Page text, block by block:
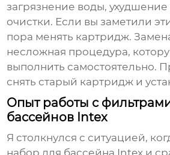
загрязнение воды, ухудшение
очистки. Если вы заметили
пора менять картридж.
несложная процедура,
выполнить самостоятельно.
снять старый картридж и
Опыт работы с
бассейнов Intex
Я столкнулся с ситуацией,